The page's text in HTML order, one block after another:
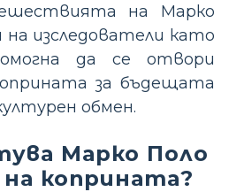
на Марко
на изследователи като
да се отвори
за бъдещата
обмен.
Марко Поло
коприната?